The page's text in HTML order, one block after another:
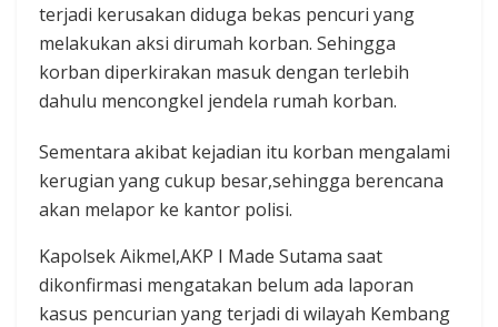
terjadi kerusakan diduga bekas pencuri yang
melakukan aksi dirumah korban. Sehingga
korban diperkirakan masuk dengan terlebih
dahulu mencongkel jendela rumah korban.
Sementara akibat kejadian itu korban mengalami
kerugian yang cukup besar,sehingga berencana
akan melapor ke kantor polisi.
Kapolsek Aikmel,AKP I Made Sutama saat
dikonfirmasi mengatakan belum ada laporan
kasus pencurian yang terjadi di wilayah Kembang